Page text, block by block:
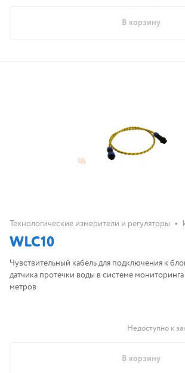
В корзину
Технологические измерители и регуляторы •
WLC10
Чувствительный кабель для подключения к
датчика протечки воды в системе
метров
Недоступно к
В корзину